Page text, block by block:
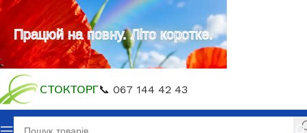
СТОКТОРГ📞 067 144 42 43
Працюй на повну. Літо коротке.